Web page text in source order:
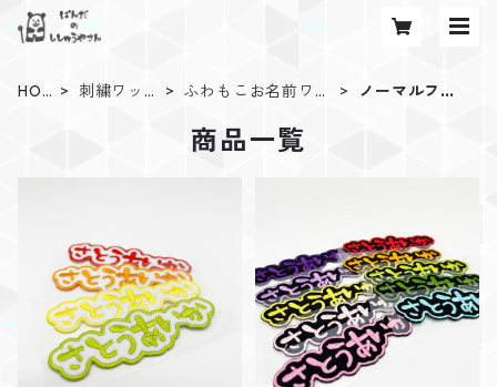
HOM
刺繍ワッ
ふわもこお名前ワッ
ノーマルフェ
商品一覧